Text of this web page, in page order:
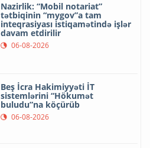
Nazirlik: “Mobil notariat”
tətbiqinin “mygov”a tam
inteqrasiyası istiqamətində işlər
davam etdirilir
06-08-2026
Beş İcra Hakimiyyəti İT
sistemlərini “Hökumət
buludu”na köçürüb
06-08-2026